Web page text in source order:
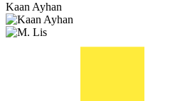
Kaan Ayhan